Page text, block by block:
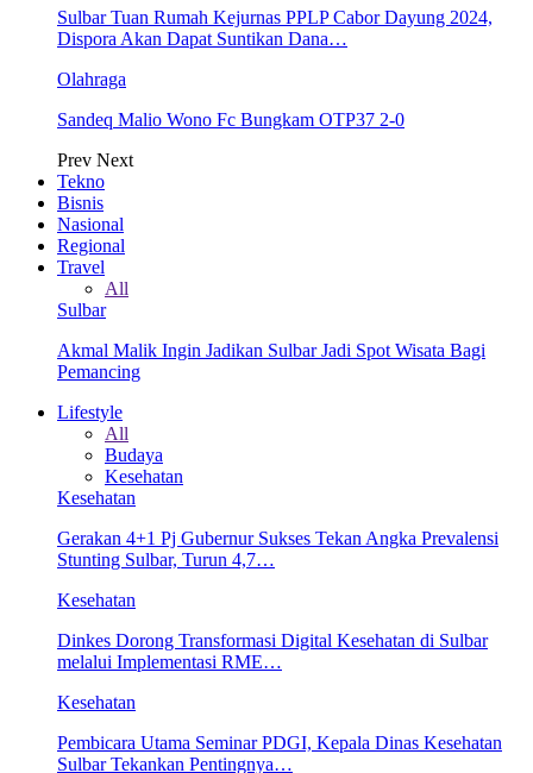
Sulbar Tuan Rumah Kejurnas PPLP Cabor Dayung 2024,
Dispora Akan Dapat Suntikan Dana…
Olahraga
Sandeq Malio Wono Fc Bungkam OTP37 2-0
Prev Next
Tekno
Bisnis
Nasional
Regional
Travel
All
Sulbar
Akmal Malik Ingin Jadikan Sulbar Jadi Spot Wisata Bagi
Pemancing
Lifestyle
All
Budaya
Kesehatan
Kesehatan
Gerakan 4+1 Pj Gubernur Sukses Tekan Angka Prevalensi
Stunting Sulbar, Turun 4,7…
Kesehatan
Dinkes Dorong Transformasi Digital Kesehatan di Sulbar
melalui Implementasi RME…
Kesehatan
Pembicara Utama Seminar PDGI, Kepala Dinas Kesehatan
Sulbar Tekankan Pentingnya…